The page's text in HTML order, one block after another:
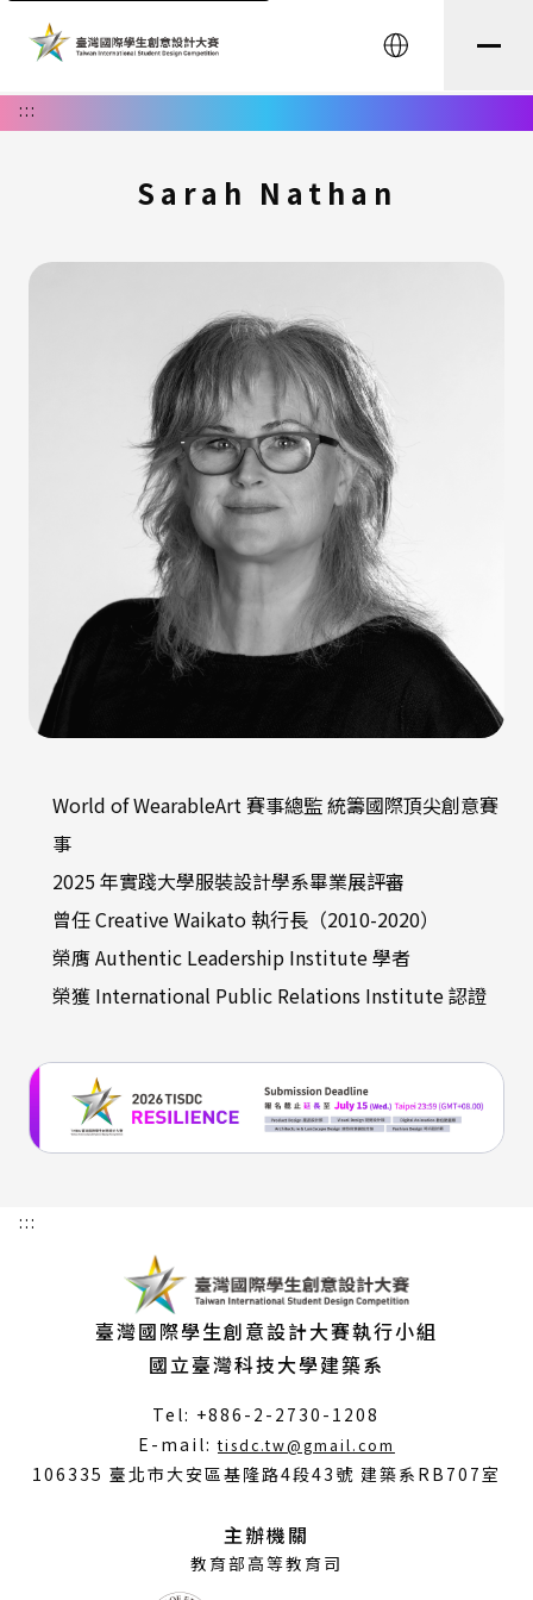
English
:::
Sarah Nathan
World of WearableArt 賽事總監 統籌國際頂尖創意賽
事
2025 年實踐大學服裝設計學系畢業展評審
曾任 Creative Waikato 執行長（2010-2020）
榮膺 Authentic Leadership Institute 學者
榮獲 International Public Relations Institute 認證
:::
臺灣國際學生創意設計大賽執行小組
國立臺灣科技大學建築系
Tel: +886-2-2730-1208
E-mail:tisdc.tw@gmail.com
開
106335 臺北市大安區基隆路4段43號 建築系RB707室
主辦機關
教育部高等教育司